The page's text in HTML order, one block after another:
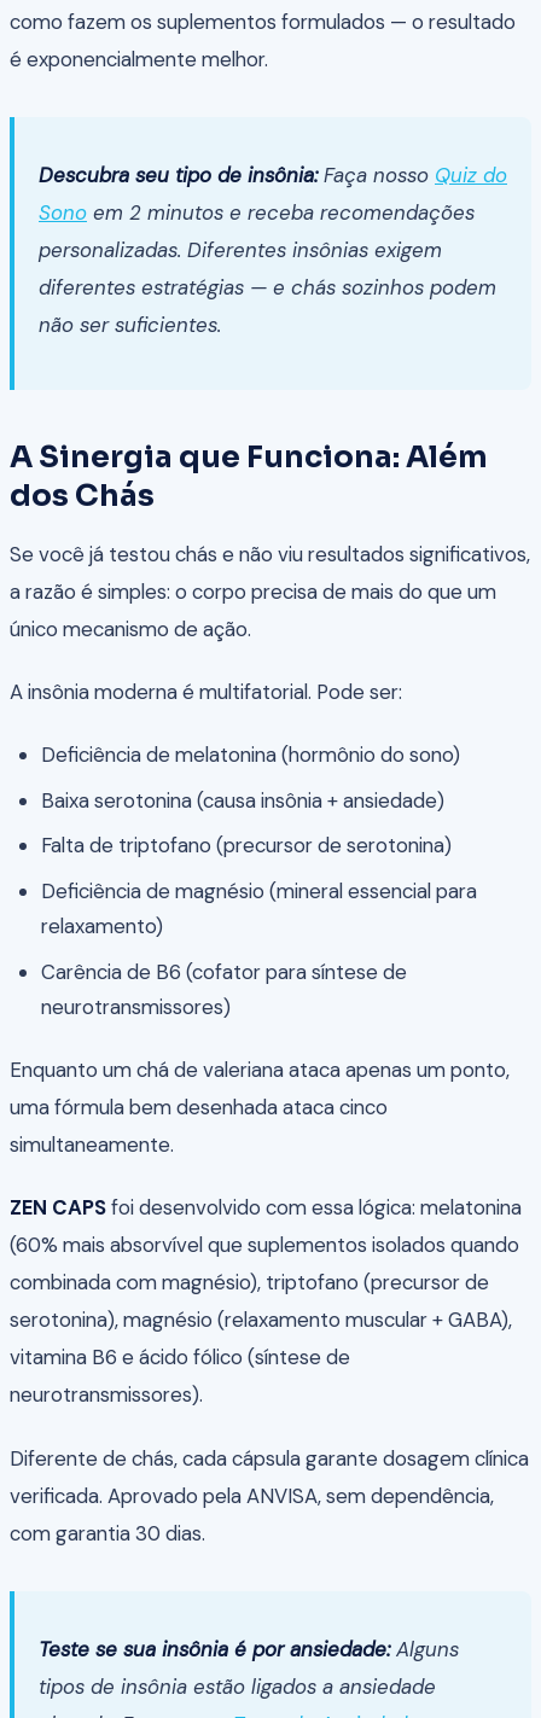
como fazem os suplementos formulados — o resultado
é exponencialmente melhor.
Descubra seu tipo de insônia:Faça nosso Quiz do
Sono em 2 minutos e receba recomendações
personalizadas. Diferentes insônias exigem
diferentes estratégias — e chás sozinhos podem
não ser suficientes.
A Sinergia que Funciona: Além
dos Chás
Se você já testou chás e não viu resultados significativos,
a razão é simples: o corpo precisa de mais do que um
único mecanismo de ação.
A insônia moderna é multifatorial. Pode ser:
Deficiência de melatonina (hormônio do sono)
Baixa serotonina (causa insônia + ansiedade)
Falta de triptofano (precursor de serotonina)
Deficiência de magnésio (mineral essencial para
relaxamento)
Carência de B6 (cofator para síntese de
neurotransmissores)
Enquanto um chá de valeriana ataca apenas um ponto,
uma fórmula bem desenhada ataca cinco
simultaneamente.
ZEN CAPSfoi desenvolvido com essa lógica: melatonina
(60% mais absorvível que suplementos isolados quando
combinada com magnésio), triptofano (precursor de
serotonina), magnésio (relaxamento muscular + GABA),
vitamina B6 e ácido fólico (síntese de
neurotransmissores).
Diferente de chás, cada cápsula garante dosagem clínica
verificada. Aprovado pela ANVISA, sem dependência,
com garantia 30 dias.
Teste se sua insônia é por ansiedade:Alguns
tipos de insônia estão ligados a ansiedade